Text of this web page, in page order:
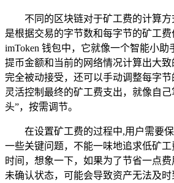
不同的区块链对于矿工费的计算
是根据交易的字节数和每字节的矿工
imToken 钱包中，它就像一个智能小助
提币金额和当前的网络情况计算出大
完全被动接受，还可以手动调整每字
灵活控制最终的矿工费支出，就像自
头”，按需调节。
在设置矿工费的过程中,用户需要
一些关键问题，不能一味地追求低矿
时间，想象一下，如果为了节省一点
未确认状态，可能会导致资产无法及